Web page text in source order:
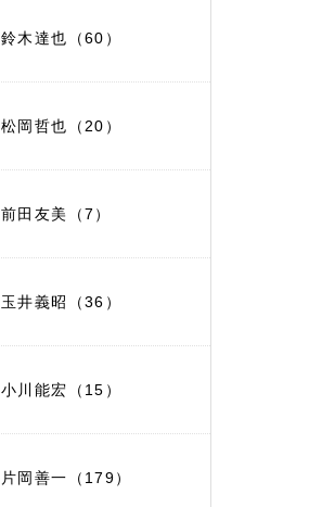
鈴木達也（60）
松岡哲也（20）
前田友美（7）
玉井義昭（36）
小川能宏（15）
片岡善一（179）